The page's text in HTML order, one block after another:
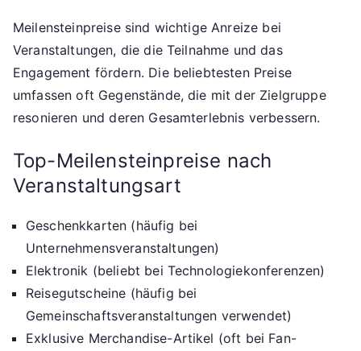
Meilensteinpreise sind wichtige Anreize bei
Veranstaltungen, die die Teilnahme und das
Engagement fördern. Die beliebtesten Preise
umfassen oft Gegenstände, die mit der Zielgruppe
resonieren und deren Gesamterlebnis verbessern.
Top-Meilensteinpreise nach
Veranstaltungsart
Geschenkkarten (häufig bei
Unternehmensveranstaltungen)
Elektronik (beliebt bei Technologiekonferenzen)
Reisegutscheine (häufig bei
Gemeinschaftsveranstaltungen verwendet)
Exklusive Merchandise-Artikel (oft bei Fan-